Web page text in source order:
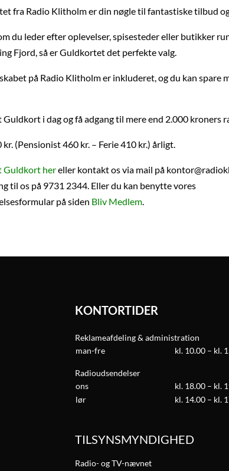
fra Radio Klitholm er din nøgle til fantastiske tilbud
du leder efter oplevelser, spisesteder eller butikker
Fjord, så er Guldkortet det perfekte valg.
på Radio Klitholm er inkluderet, og du kan spare
Guldkort i dag og få adgang til mere end 2.000 kroners
kr. (Pensionist 460 kr. – Ferie 410 kr.) årligt.
Guldkort hereller kontakt os via mail på
til os på 9731 2344. Eller du kan benytte vores
på siden Bliv Medlem
KONTORTIDER
Reklameafdeling & administration
man-fre
kl. 10.00 – kl.
Radioudsendelser
ons
kl. 18.00 – kl.
lør
kl. 14.00 – kl.
TILSYNSMYNDIGHED
Radio- og TV-nævnet